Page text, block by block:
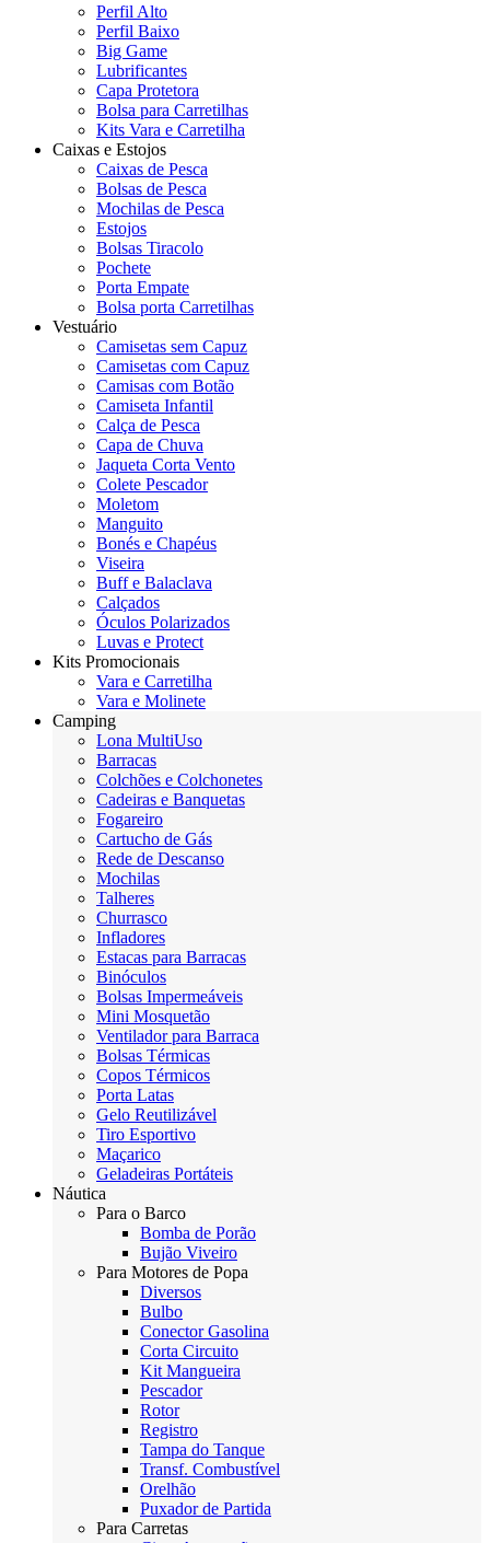
Perfil Alto
Perfil Baixo
Big Game
Lubrificantes
Capa Protetora
Bolsa para Carretilhas
Kits Vara e Carretilha
Caixas e Estojos
Caixas de Pesca
Bolsas de Pesca
Mochilas de Pesca
Estojos
Bolsas Tiracolo
Pochete
Porta Empate
Bolsa porta Carretilhas
Vestuário
Camisetas sem Capuz
Camisetas com Capuz
Camisas com Botão
Camiseta Infantil
Calça de Pesca
Capa de Chuva
Jaqueta Corta Vento
Colete Pescador
Moletom
Manguito
Bonés e Chapéus
Viseira
Buff e Balaclava
Calçados
Óculos Polarizados
Luvas e Protect
Kits Promocionais
Vara e Carretilha
Vara e Molinete
Camping
Lona MultiUso
Barracas
Colchões e Colchonetes
Cadeiras e Banquetas
Fogareiro
Cartucho de Gás
Rede de Descanso
Mochilas
Talheres
Churrasco
Infladores
Estacas para Barracas
Binóculos
Bolsas Impermeáveis
Mini Mosquetão
Ventilador para Barraca
Bolsas Térmicas
Copos Térmicos
Porta Latas
Gelo Reutilizável
Tiro Esportivo
Maçarico
Geladeiras Portáteis
Náutica
Para o Barco
Bomba de Porão
Bujão Viveiro
Para Motores de Popa
Diversos
Bulbo
Conector Gasolina
Corta Circuito
Kit Mangueira
Pescador
Rotor
Registro
Tampa do Tanque
Transf. Combustível
Orelhão
Puxador de Partida
Para Carretas